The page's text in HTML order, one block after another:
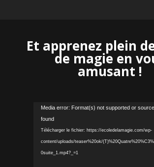
Et apprenez plein
de magie en
amusant !
Lecteur
vidéo
Media error: Format(s) not supported or
found
Télécharger le fichier: https://ecoledelamagie.com/wp-
content/uploads/teaser%20ok/
0suite_1.mp4?_=1